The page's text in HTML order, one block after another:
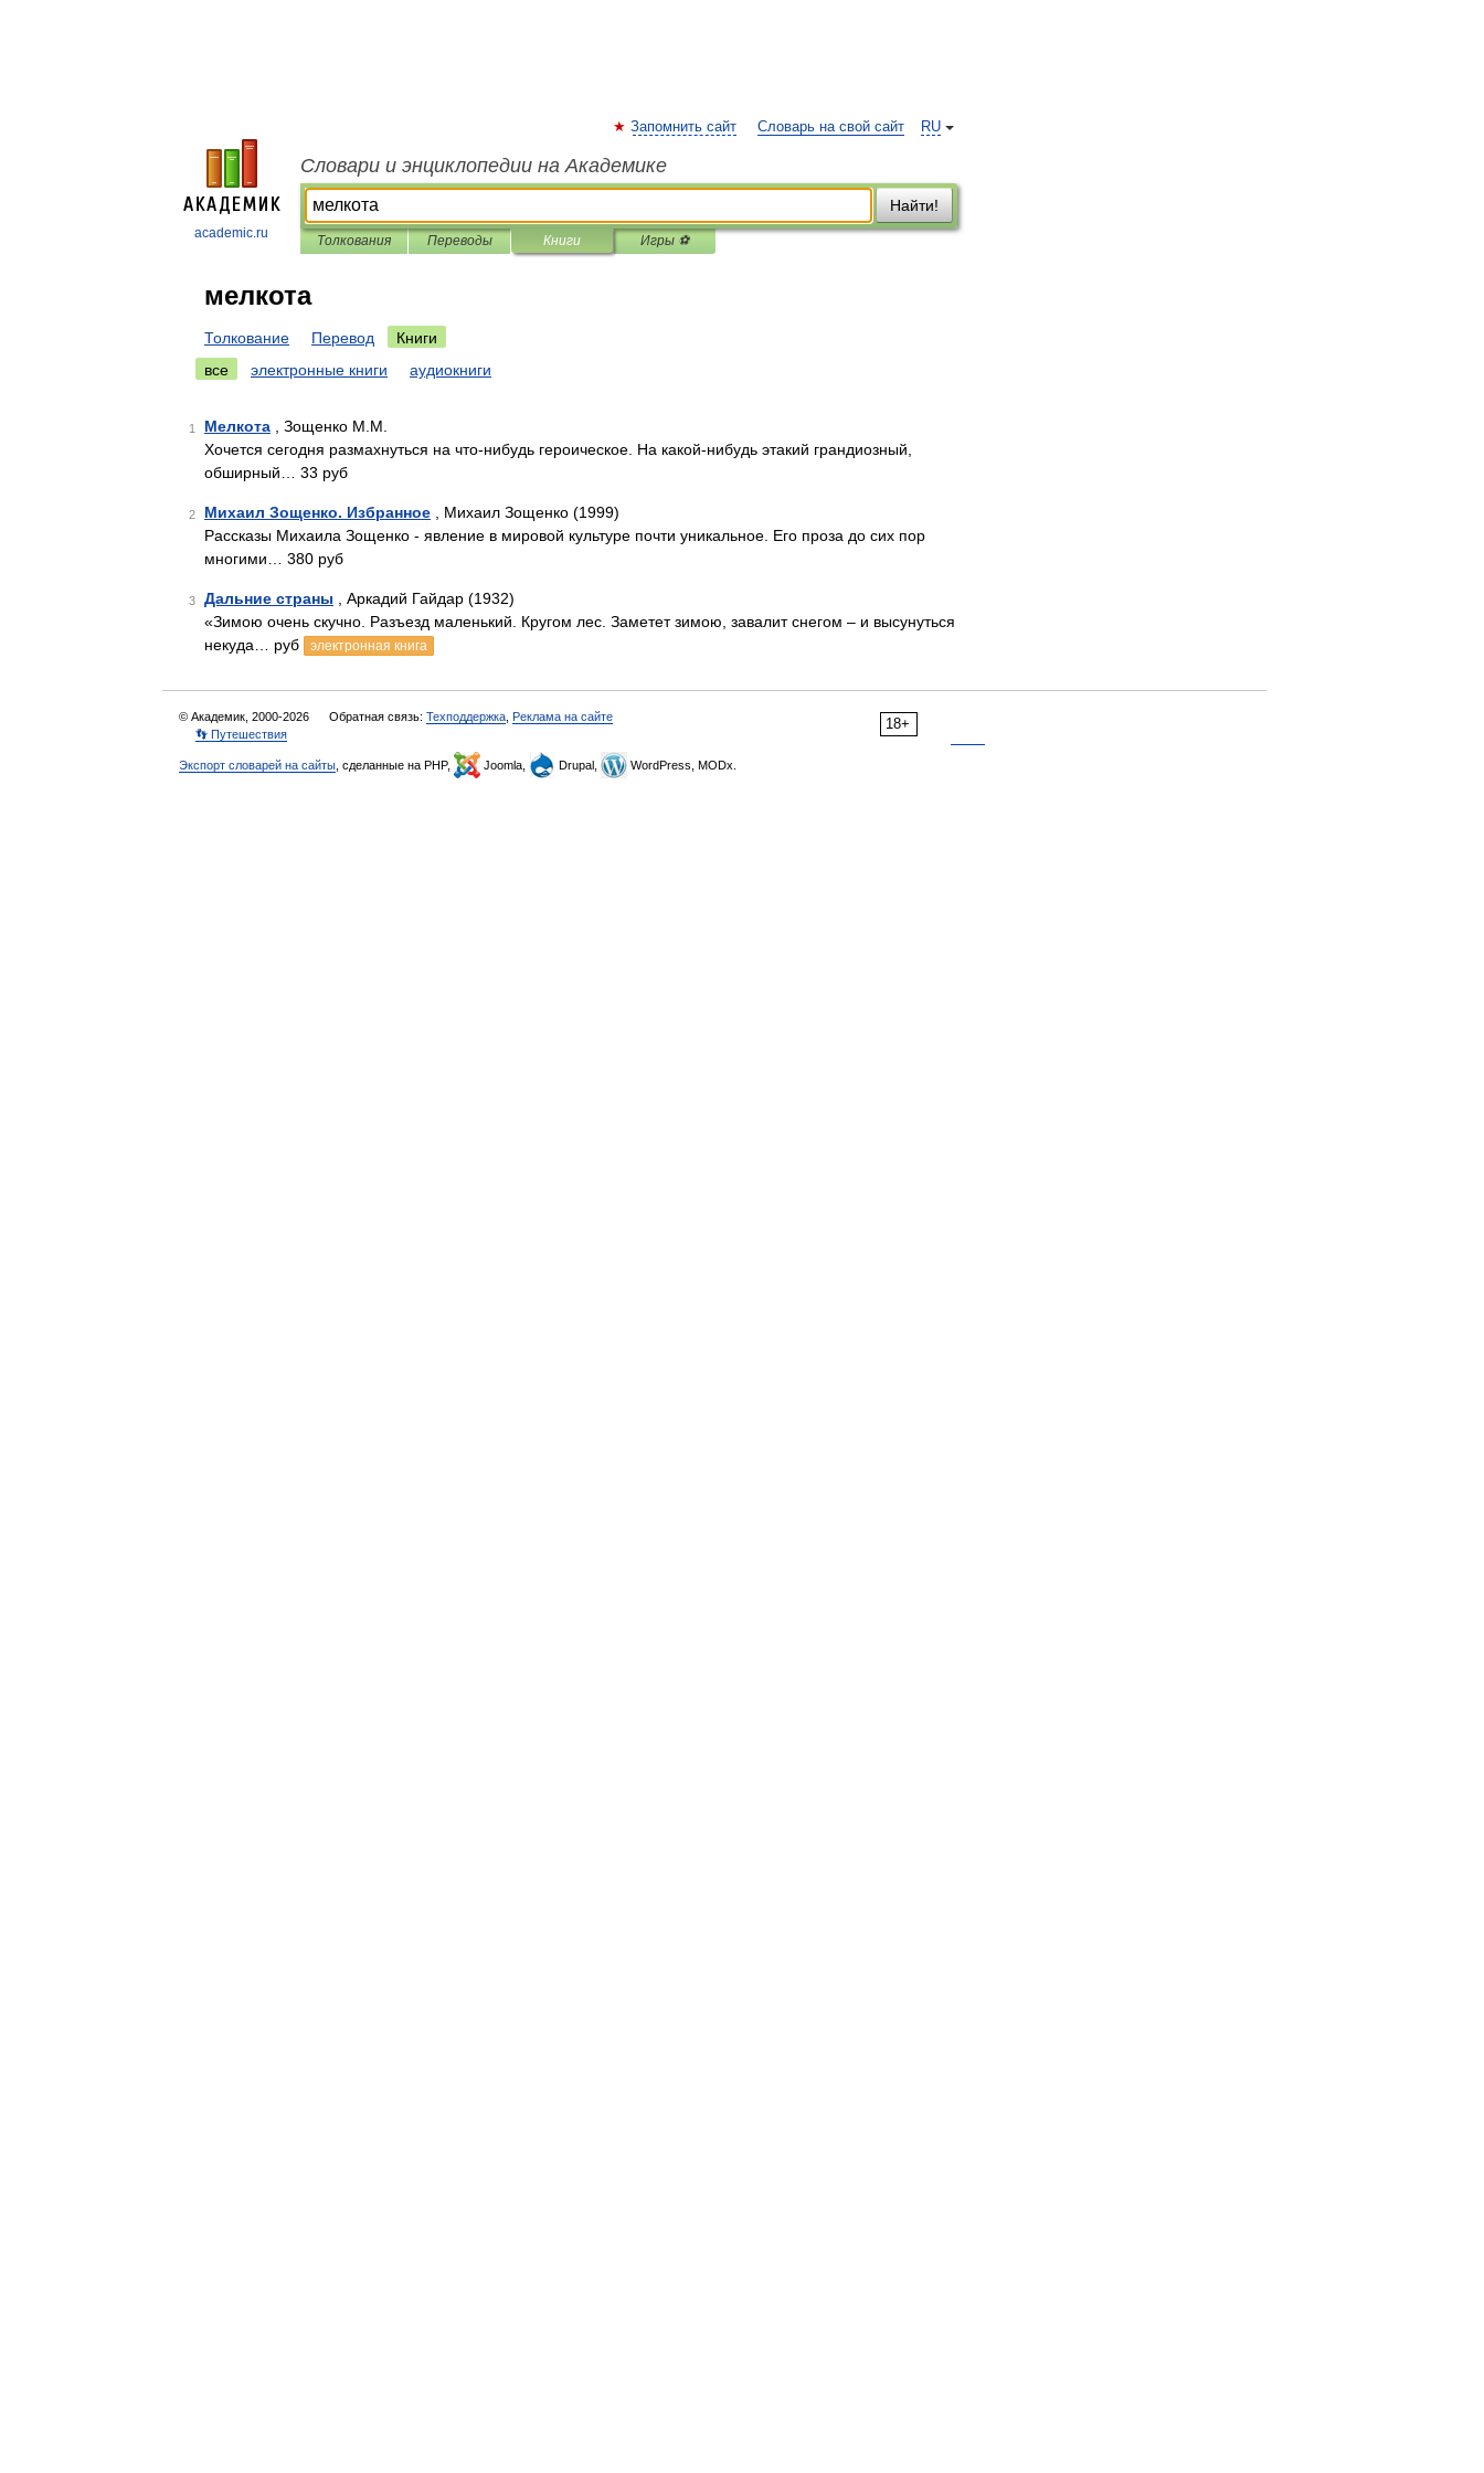
academic.ru
RU
Запомнить сайт Словарь на свой сайт
Словари и энциклопедии на Академике
Найти!
Толкования Переводы Книги Игры ⚽
мелкота
Толкование Перевод
Книги
все
электронные книги аудиокниги
1 Мелкота , Зощенко М.М.
Хочется сегодня размахнуться на что-нибудь герои­ческое. На какой-нибудь этакий грандиозный,
обшир­ный… 33 руб
2 Михаил Зощенко. Избранное , Михаил Зощенко (1999)
Рассказы Михаила Зощенко - явление в мировой культуре почти уникальное. Его проза до сих пор
многими… 380 руб
3 Дальние страны , Аркадий Гайдар (1932)
«Зимою очень скучно. Разъезд маленький. Кругом лес. Заметет зимою, завалит снегом – и высунуться
некуда… руб
электронная книга
18+
© Академик, 2000-2026 Обратная связь: Техподдержка Реклама на сайте
👣 Путешествия
Экспорт словарей на сайты , сделанные на PHP, Joomla, Drupal, WordPress, MODx.